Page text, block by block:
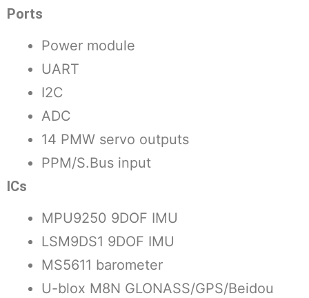
Ports
Power module
UART
I2C
ADC
14 PMW servo outputs
PPM/S.Bus input
ICs
MPU9250 9DOF IMU
LSM9DS1 9DOF IMU
MS5611 barometer
U-blox M8N GLONASS/GPS/Beidou